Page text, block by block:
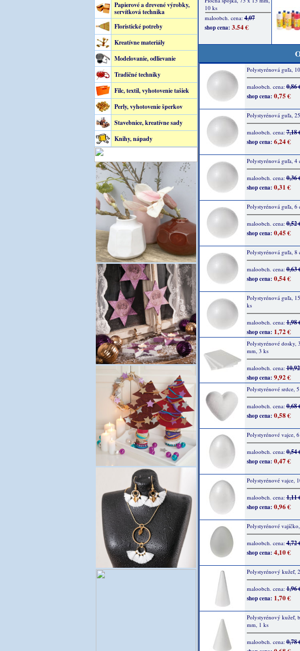
Papierové a drevené výrobky,
servítková technika
Floristické potreby
Kreatívne materiály
Modelovanie, odlievanie
Tradičné techniky
Filc, textil, vyhotovenie tašiek
Perly, vyhotovenie šperkov
Stavebnice, kreatívne sady
Knihy, nápady
Polystyrénová guľa,
maloobch. cena:0,86
shop cena: 0,75 €
Polystyrénová guľa,
maloobch. cena:7,18
shop cena: 6,24 €
Polystyrénová guľa, 4
maloobch. cena:0,36
shop cena: 0,31 €
Polystyrénová guľa, 6
maloobch. cena:0,52
shop cena: 0,45 €
Polystyrénová guľa, 8
maloobch. cena:0,63
shop cena: 0,54 €
Polystyrénová guľa,
ks
maloobch. cena:1,98
shop cena: 1,72 €
Polystyrénové dosky,
mm, 3 ks
maloobch. cena:
shop cena: 9,92 €
Polystyrénové srdce,
maloobch. cena:0,68
shop cena: 0,58 €
Polystyrénové vajce,
maloobch. cena:0,54
shop cena: 0,47 €
Polystyrénové vajce,
maloobch. cena:1,11
shop cena: 0,96 €
Polystyrénové
maloobch. cena:4,72
shop cena: 4,10 €
Polystyrénový kužeľ,
maloobch. cena:1,96
shop cena: 1,70 €
Polystyrénový kužeľ,
mm, 1 ks
maloobch. cena:0,78